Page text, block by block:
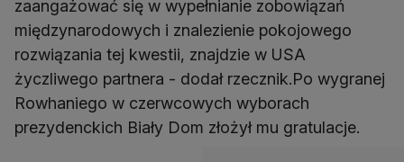
zaangażować się w wypełnianie zobowiązań
międzynarodowych i znalezienie pokojowego
rozwiązania tej kwestii, znajdzie w USA
życzliwego partnera - dodał rzecznik.Po wygranej
Rowhaniego w czerwcowych wyborach
prezydenckich Biały Dom złożył mu gratulacje.